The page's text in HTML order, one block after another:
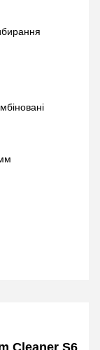
Cleaner S6